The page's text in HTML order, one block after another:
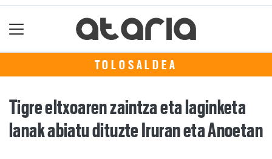
TOLOSALDEA
Tigre eltxoaren zaintza eta laginketa
lanak abiatu dituzte Iruran eta Anoetan